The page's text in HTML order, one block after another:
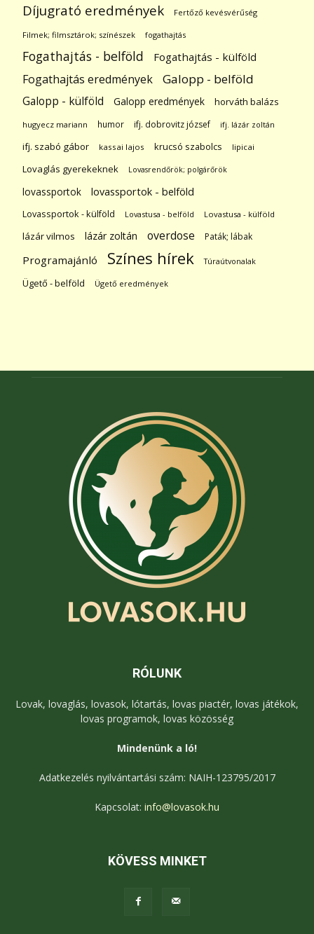
Díjugrató eredmények Fertőző kevésvérűség
Filmek; filmsztárok; színészek fogathajtás
Fogathajtás - belföld Fogathajtás - külföld
Fogathajtás eredmények Galopp - belföld
Galopp - külföld Galopp eredmények horváth balázs
hugyecz mariann humor ifj. dobrovitz józsef ifj. lázár zoltán
ifj. szabó gábor kassai lajos krucsó szabolcs lipicai
Lovaglás gyerekeknek Lovasrendőrök; polgárőrök
lovassportok lovassportok - belföld
Lovassportok - külföld Lovastusa - belföld Lovastusa - külföld
lázár vilmos lázár zoltán overdose Paták; lábak
Programajánló Színes hírek Túraútvonalak
Ügető - belföld Ügető eredmények
RÓLUNK
Lovak, lovaglás, lovasok, lótartás, lovas piactér, lovas játékok,
lovas programok, lovas közösség
Mindenünk a ló!
Adatkezelés nyilvántartási szám: NAIH-123795/2017
Kapcsolat: info@lovasok.hu
KÖVESS MINKET